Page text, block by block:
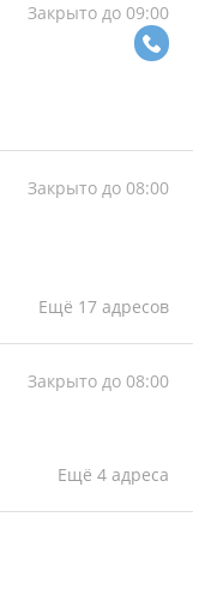
Закрыто до 09:00
Закрыто до 08:00
Ещё 17 адресов
Закрыто до 08:00
Ещё 4 адреса